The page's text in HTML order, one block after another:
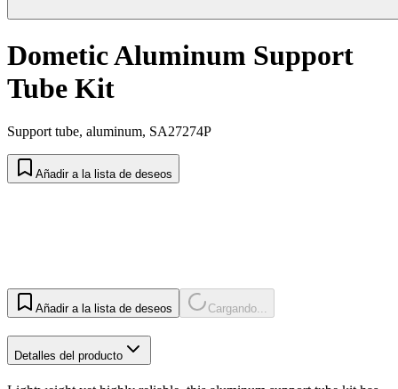
Dometic Aluminum Support
Tube Kit
Support tube, aluminum, SA27274P
Añadir a la lista de deseos
Añadir a la lista de deseos Cargando...
Detalles del producto